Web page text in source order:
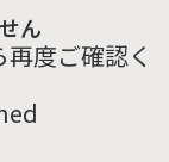
ん
度ご確認く